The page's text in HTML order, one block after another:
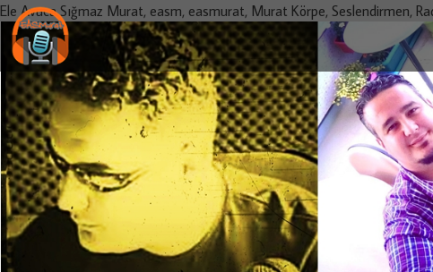
Ele Avuca Sığmaz Murat, easm, easmurat, Murat Körpe, Seslendirmen,